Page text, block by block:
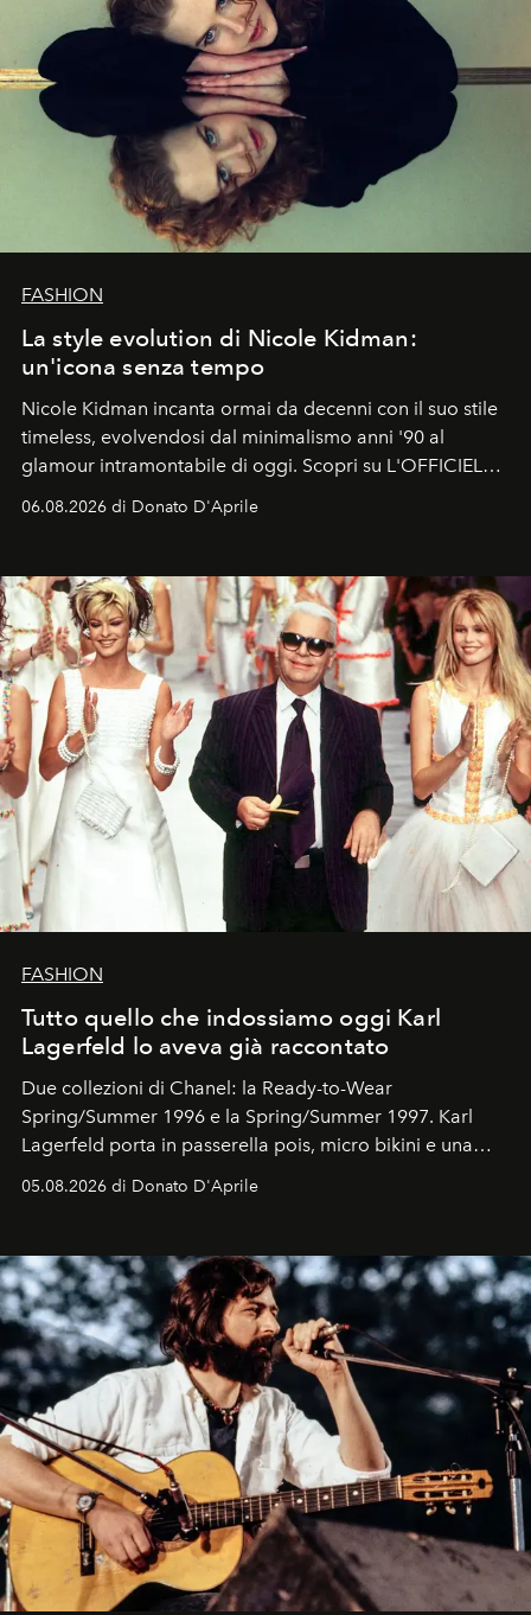
FASHION
La style evolution di Nicole Kidman:
un'icona senza tempo
Nicole Kidman incanta ormai da decenni con il suo stile
timeless, evolvendosi dal minimalismo anni '90 al
glamour intramontabile di oggi. Scopri su L'OFFICIEL
Italia la sua style evolution.
06.08.2026 di Donato D'Aprile
FASHION
Tutto quello che indossiamo oggi Karl
Lagerfeld lo aveva già raccontato
Due collezioni di Chanel: la Ready-to-Wear
Spring/Summer 1996 e la Spring/Summer 1997. Karl
Lagerfeld porta in passerella pois, micro bikini e una
logomania pensata per la spiaggia
Kate, Claudia e Carla una dietro l'altra. Trent'anni dopo,
uno dei documenti più contemporanei che abbiamo.
05.08.2026 di Donato D'Aprile